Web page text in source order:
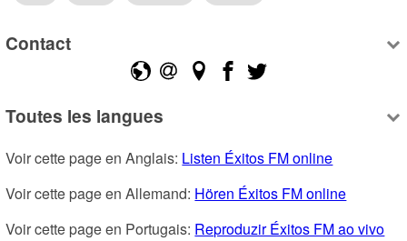
Contact
Toutes les langues
Voir cette page en Anglais: Listen Éxitos FM online
Voir cette page en Allemand: Hören Éxitos FM online
Voir cette page en Portugais: Reproduzir Éxitos FM ao vivo